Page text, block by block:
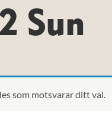
Sun
som motsvarar ditt val.